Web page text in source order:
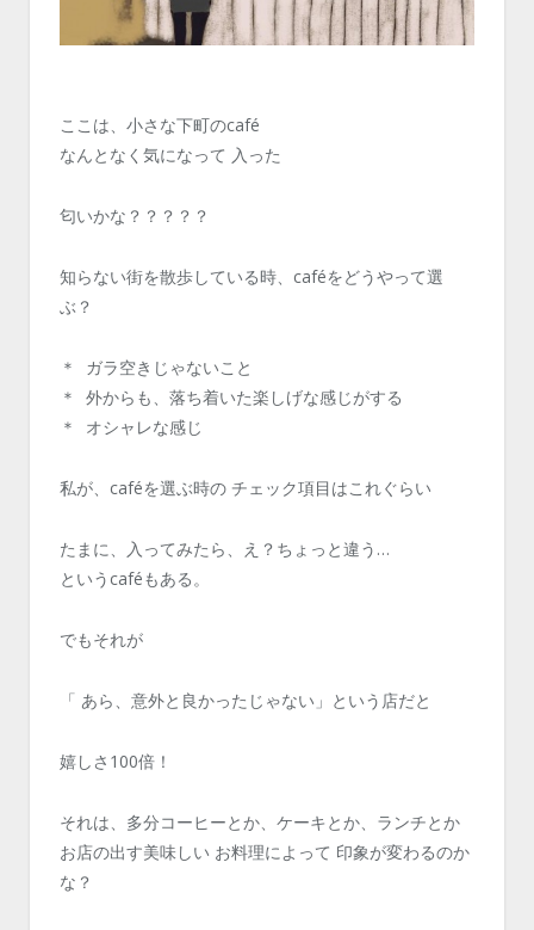
ここは、小さな下町のcafé
なんとなく気になって 入った
匂いかな？？？？？
知らない街を散歩している時、caféをどうやって選
ぶ？
＊ ガラ空きじゃないこと
＊ 外からも、落ち着いた楽しげな感じがする
＊ オシャレな感じ
私が、caféを選ぶ時の チェック項目はこれぐらい
たまに、入ってみたら、え？ちょっと違う…
というcaféもある。
でもそれが
「 あら、意外と良かったじゃない」という店だと
嬉しさ100倍！
それは、多分コーヒーとか、ケーキとか、ランチとか
お店の出す美味しい お料理によって 印象が変わるのか
な？